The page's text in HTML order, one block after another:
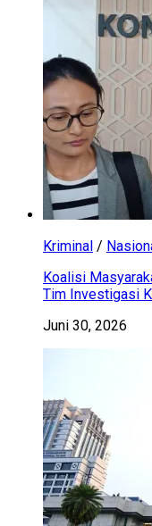
Kriminal /
Koalisi
Tim Investigasi
Juni 30, 2026